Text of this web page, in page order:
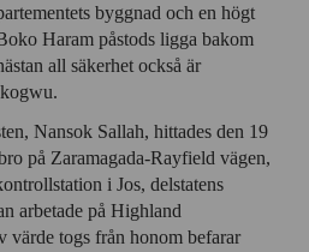
byggnad och en högt
Haram påstods ligga bakom
all säkerhet också är
Nansok Sallah, hittades den 19
på Zaramagada-Rayfield vägen,
i Jos, delstatens
arbetade på Highland
värde togs från honom befarar